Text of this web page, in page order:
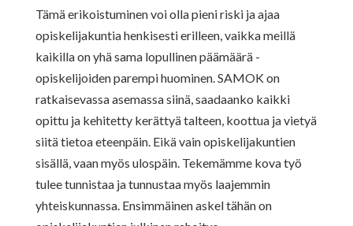
Tämä erikoistuminen voi olla pieni riski ja ajaa
opiskelijakuntia henkisesti erilleen, vaikka meillä
kaikilla on yhä sama lopullinen päämäärä -
opiskelijoiden parempi huominen. SAMOK on
ratkaisevassa asemassa siinä, saadaanko kaikki
opittu ja kehitetty kerättyä talteen, koottua ja vietyä
siitä tietoa eteenpäin. Eikä vain opiskelijakuntien
sisällä, vaan myös ulospäin. Tekemämme kova työ
tulee tunnistaa ja tunnustaa myös laajemmin
yhteiskunnassa. Ensimmäinen askel tähän on